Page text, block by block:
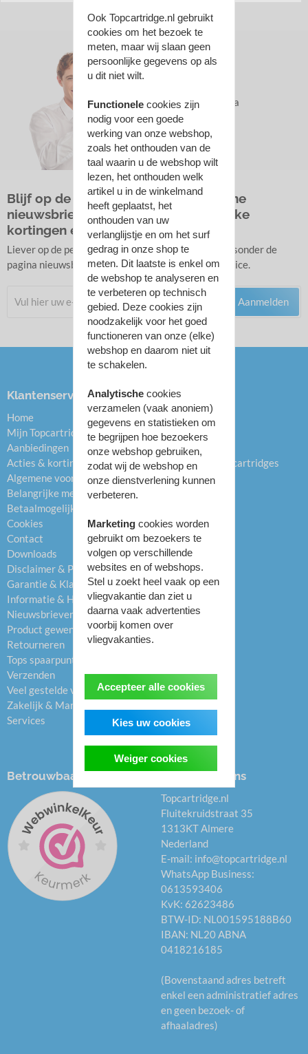
WhatsApp ons via
0613593406
Blijf op de hoogte met onze algemene
nieuwsbrief en ontvang af en toe leuke
kortingen en acties.
Liever op de persoonlijke nieuwsbrief lijst? Zie linksonder de
pagina nieuwsbrieven onder het kopje Klantenservice.
Aanmelden
Categorieën
Inktcartridges
Toners
Drums
Hervulbare inktcartridges
Refill inkt
Papier
Printers
Overig
Klantenservice
Home
Mijn Topcartridge.nl
Aanbiedingen
Acties & kortingen
Algemene voorwaarden
Belangrijke mededelingen
Betaalmogelijkheden
Cookies
Contact
Downloads
Disclaimer & Privacybeleid
Garantie & Klachten
Informatie & Helpcentrum
Nieuwsbrieven
Product gewenst
Retourneren
Tops spaarpunten
Verzenden
Veel gestelde vragen (FAQ)
Zakelijk & Managed Print
Services
Onze gegevens
Topcartridge.nl
Fluitekruidstraat 35
1313KT Almere
Nederland
E-mail: info@topcartridge.nl
WhatsApp Business:
0613593406
KvK: 62623486
BTW-ID: NL001595188B60
IBAN: NL20 ABNA
0418216185
(Bovenstaand adres betreft
enkel een administratief adres
en geen bezoek- of
afhaaladres)
Betrouwbaar kopen
Ook Topcartridge.nl gebruikt
cookies om het bezoek te
meten, maar wij slaan geen
persoonlijke gegevens op als
u dit niet wilt.
Functionele cookies zijn
nodig voor een goede
werking van onze webshop,
zoals het onthouden van de
taal waarin u de webshop wilt
lezen, het onthouden welk
artikel u in de winkelmand
heeft geplaatst, het
onthouden van uw
verlanglijstje en om het surf
gedrag in onze shop te
meten. Dit laatste is enkel om
de webshop te analyseren en
te verbeteren op technisch
gebied. Deze cookies zijn
noodzakelijk voor het goed
functioneren van onze (elke)
webshop en daarom niet uit
te schakelen.
Analytische cookies
verzamelen (vaak anoniem)
gegevens en statistieken om
te begrijpen hoe bezoekers
onze webshop gebruiken,
zodat wij de webshop en
onze dienstverlening kunnen
verbeteren.
Marketing cookies worden
gebruikt om bezoekers te
volgen op verschillende
websites en of webshops.
Stel u zoekt heel vaak op een
vliegvakantie dan ziet u
daarna vaak advertenties
voorbij komen over
vliegvakanties.
Accepteer alle cookies
Kies uw cookies
Weiger cookies